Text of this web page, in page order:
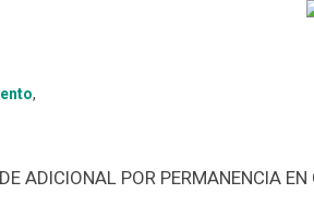
,
ADICIONAL POR PERMANENCIA EN